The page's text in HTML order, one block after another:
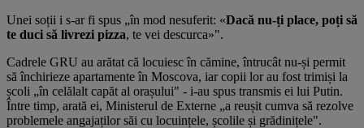
Unei soții i s-ar fi spus „în mod nesuferit: «Dacă nu-ți place, poți să
te duci să livrezi pizza, te vei descurca»".
Cadrele GRU au arătat că locuiesc în cămine, întrucât nu-și permit
să închirieze apartamente în Moscova, iar copii lor au fost trimiși la
școli „în celălalt capăt al orașului" - i-au spus transmis ei lui Putin.
Între timp, arată ei, Ministerul de Externe „a reușit cumva să rezolve
problemele angajaților săi cu locuințele, școlile și grădinițele".